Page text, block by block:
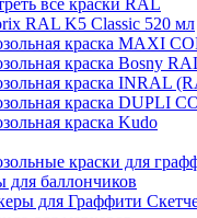
RAL K5 Classic 520 мл
краска MAXI
краска Bosny
краска INRAL
краска DUPLI
краска Kudo
краски для
для баллончиков
для Граффити